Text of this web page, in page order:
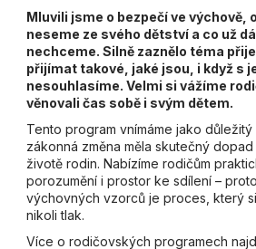
Mluvili jsme o bezpečí ve výchově,
neseme ze svého dětství a co už
nechceme. Silně zaznělo téma
přijímat takové, jaké jsou, i když s
nesouhlasíme. Velmi si vážíme
věnovali čas sobě i svým dětem.
Tento program vnímáme jako
zákonná změna měla skutečný
životě rodin. Nabízíme rodičům
porozumění i prostor ke sdílení –
výchovných vzorců je proces, který
nikoli tlak.
Více o rodičovských programech